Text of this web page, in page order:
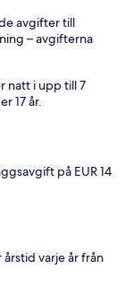
avgifter till
– avgifterna
natt i upp till 7
17 år.
på EUR 14
varje år från